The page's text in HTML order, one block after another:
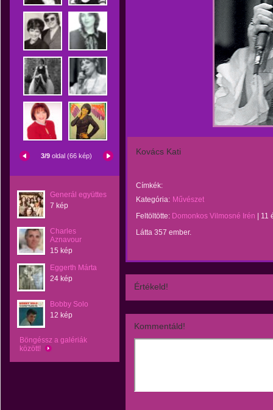
3/9 oldal (66 kép)
Generál együttes
7 kép
Charles
Aznavour
15 kép
Eggerth Márta
24 kép
Bobby Solo
12 kép
Böngéssz a galériák
között!
Kovács Kati
Címkék:
Kategória: Művészet
Feltöltötte: Domonkos Vilmosné Irén
11
Látta 357 ember.
Értékeld!
Kommentáld!